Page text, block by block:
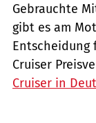
Gebrauchte
gibt es am
Entscheidung
Cruiser
Cruiser in